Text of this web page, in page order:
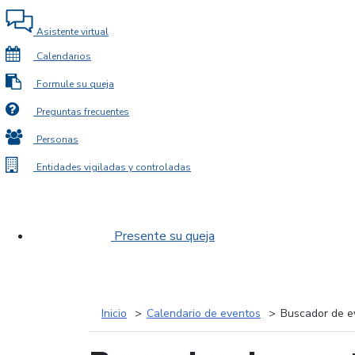
Asistente virtual
Calendarios
Formule su queja
Preguntas frecuentes
Personas
Entidades vigiladas y controladas
Presente su queja
Inicio Calendario de eventos Buscador de